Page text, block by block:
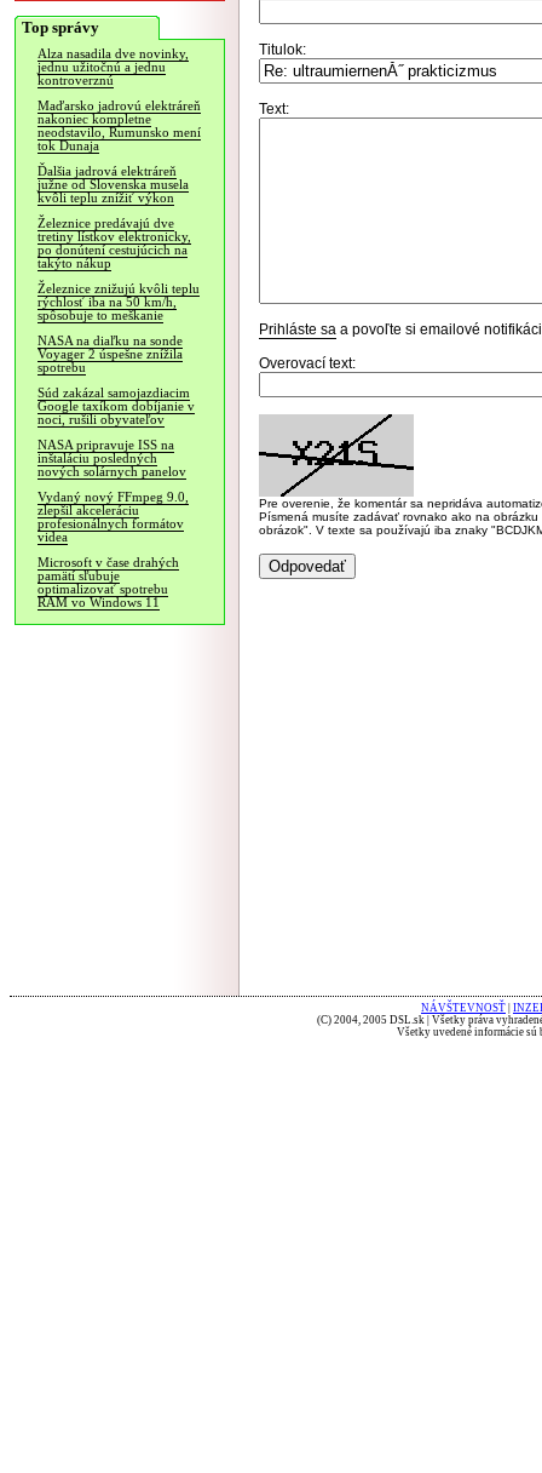
Top správy
Alza nasadila dve novinky,
jednu užitočnú a jednu
kontroverznú
Maďarsko jadrovú elektráreň
nakoniec kompletne
neodstavilo, Rumunsko mení
tok Dunaja
Ďalšia jadrová elektráreň
južne od Slovenska musela
kvôli teplu znížiť výkon
Železnice predávajú dve
tretiny lístkov elektronicky,
po donútení cestujúcich na
takýto nákup
Železnice znižujú kvôli teplu
rýchlosť iba na 50 km/h,
spôsobuje to meškanie
NASA na diaľku na sonde
Voyager 2 úspešne znížila
spotrebu
Súd zakázal samojazdiacim
Google taxíkom dobíjanie v
noci, rušili obyvateľov
NASA pripravuje ISS na
inštaláciu posledných
nových solárnych panelov
Vydaný nový FFmpeg 9.0,
zlepšil akceleráciu
profesionálnych formátov
videa
Microsoft v čase drahých
pamätí sľubuje
optimalizovať spotrebu
RAM vo Windows 11
Titulok:
Text:
Prihláste sa a povoľte si emailové
Overovací text:
Pre overenie, že komentár sa nepridáva
Písmená musíte zadávať rovnako ako na
obrázok". V texte sa používajú iba znaky
NÁVŠTEVNOSŤ
(C) 2004, 2005 DSL.sk | Všetky práva
Všetky uvedené informácie sú